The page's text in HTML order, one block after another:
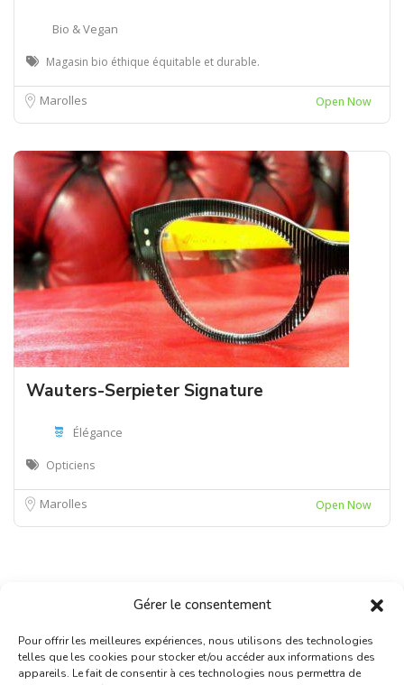
Gérer le consentement
Pour offrir les meilleures expériences, nous utilisons des technologies
telles que les cookies pour stocker et/ou accéder aux informations des
appareils. Le fait de consentir à ces technologies nous permettra de
Bio & Vegan
Magasin bio éthique équitable et durable.
Marolles Open Now
Wauters-Serpieter Signature
Élégance
Opticiens
Marolles Open Now